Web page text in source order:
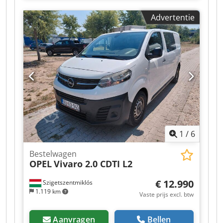
overbrenging:mechanisch, emissieklasse:Euro
6, aantal zitplaatsen:3, laadruimte lengte:4.130
mm, laadruimtebreedte:1.770 mm,
laadruimtehoogte:1.960 mm , Bouwjaar:2023,
Uitrusting:ABS, airconditioning, centrale
vergrendeling, elektronisch
stabiliteitsprogramma (ESP), Belangrijkste
uitrusting omvat: Bluetooth, multimediasysteem,
multifunctioneel stuurwiel, elektrische spiegels
en ramen, etc. Neem ook contact met ons op via
WhatsApp/Viber) E-mail: Crjdezr S Rpepfx Ab Tsf
Advertentie
1 / 6
Szigetszentmiklós
1.119 km
Bestelwagen
OPELVivaro 2.0 CDTI L2
€ 12.990
Vaste prijs excl. btw
Aanvragen Bellen